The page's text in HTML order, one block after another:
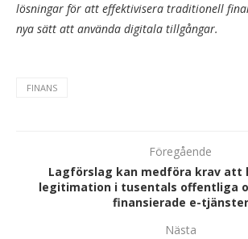
lösningar för att effektivisera traditionell
nya sätt att använda digitala tillgångar.
FINANS
Föregående
Lagförslag kan medföra krav att
legitimation i tusentals offentliga
finansierade e-tjänster
Nästa